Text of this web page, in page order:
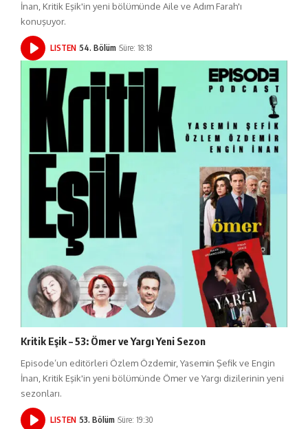
İnan, Kritik Eşik'in yeni bölümünde Aile ve Adım Farah'ı
konuşuyor.
LISTEN 54. Bölüm Süre: 18:18
Kritik Eşik – 53: Ömer ve Yargı Yeni Sezon
Episode’un editörleri Özlem Özdemir, Yasemin Şefik ve Engin
İnan, Kritik Eşik'in yeni bölümünde Ömer ve Yargı dizilerinin yeni
sezonları.
LISTEN 53. Bölüm Süre: 19:30